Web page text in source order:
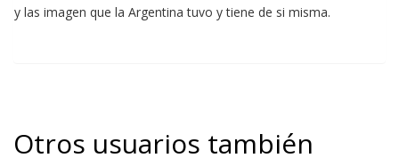
y las imagen que la Argentina tuvo y tiene de si misma.
Otros usuarios también